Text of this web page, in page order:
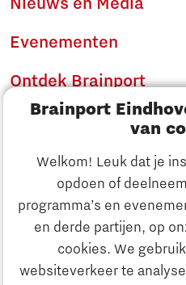
Brainport
van
Welkom! Leuk dat je
opdoen of
programma’s en
en derde partijen, op
cookies. We
websiteverkeer te
Ontdek
Innovatie
Nieuws en Media
Evenementen
Ontdek Brainport
Innovatie
Ondernemen
Onderwijs
Maatschappelijk
Strategie &